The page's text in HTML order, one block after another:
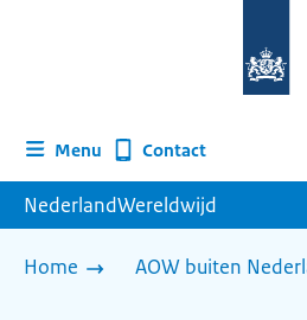
homepage
Menu Contact
NederlandWereldwijd
Home AOW buiten